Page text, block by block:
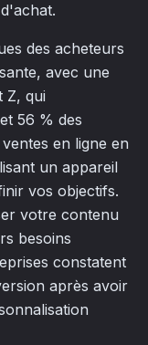
des acheteurs
avec une
Z, qui
56 % des
en ligne en
un appareil
vos objectifs.
votre contenu
besoins
constatent
après avoir